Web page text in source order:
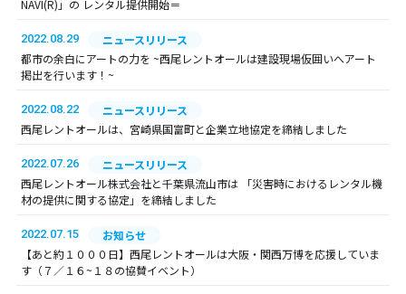
NAVI(R)」の レンタル提供開始＝
2022.08.29
ニュースリリース
都市の余白にアートの力を ~西尾レントオールは建設現場仮囲いへアート
掲出を行います！~
2022.08.22
ニュースリリース
西尾レントオールは、宮崎県国富町と企業立地協定を締結しました
2022.07.26
ニュースリリース
西尾レントオール株式会社と千葉県流山市は 「災害時におけるレンタル機
材の提供に関する協定」を締結しました
2022.07.15
お知らせ
【あと約１０００日】西尾レントオールは大阪・関西万博を応援していま
す（７／１６~１８の協賛イベント）